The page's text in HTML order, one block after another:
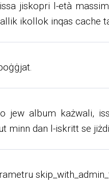
jiskopri l-età
ikollok inqas cache
jew album każwali,
minn dan l-iskritt se